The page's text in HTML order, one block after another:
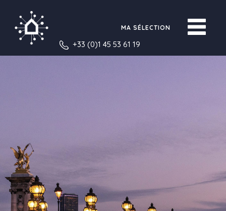
MA SÉLECTION
+33 (0)1 45 53 61 19